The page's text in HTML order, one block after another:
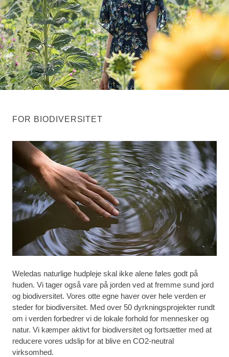
FOR BIODIVERSITET
Weledas naturlige hudpleje skal ikke alene føles godt på
huden. Vi tager også vare på jorden ved at fremme sund jord
og biodiversitet. Vores otte egne haver over hele verden er
steder for biodiversitet. Med over 50 dyrkningsprojekter rundt
om i verden forbedrer vi de lokale forhold for mennesker og
natur. Vi kæmper aktivt for biodiversitet og fortsætter med at
reducere vores udslip for at blive en CO2-neutral
virksomhed.